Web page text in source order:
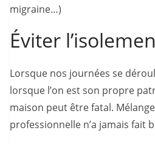
migraine…)
Éviter
Lorsque nos journées se
lorsque l’on est son propre
maison peut être fatal.
professionnelle n’a jamais fait